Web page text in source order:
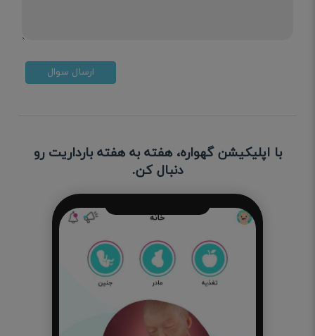
ارسال سوال
با اپلیکیشن گهواره، هفته به هفته بارداریت رو
دنبال کن.